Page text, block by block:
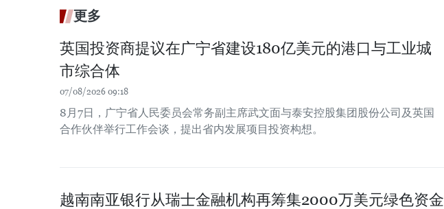
更多
英国投资商提议在广宁省建设180亿美元的港口与工业城
市综合体
07/08/2026 09:18
8月7日，广宁省人民委员会常务副主席武文面与泰安控股集团股份公司及英国
合作伙伴举行工作会谈，提出省内发展项目投资构想。
越南南亚银行从瑞士金融机构再筹集2000万美元绿色资金